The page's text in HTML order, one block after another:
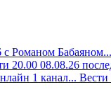
с Романом Бабаяном...
20.00 08.08.26
1 канал... Вести